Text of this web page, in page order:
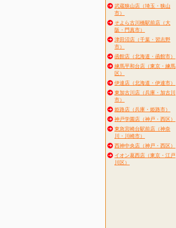
武蔵狭山店（埼玉・狭山
市）
そよら古川橋駅前店（大
阪・門真市）
津田沼店（千葉・習志野
市）
函館店（北海道・函館市）
練馬平和台店（東京・練馬
区）
伊達店（北海道・伊達市）
東加古川店（兵庫・加古川
市）
姫路店（兵庫・姫路市）
神戸学園店（神戸・西区）
東急宮崎台駅前店（神奈
川・川崎市）
西神中央店（神戸・西区）
イオン葛西店（東京・江戸
川区）